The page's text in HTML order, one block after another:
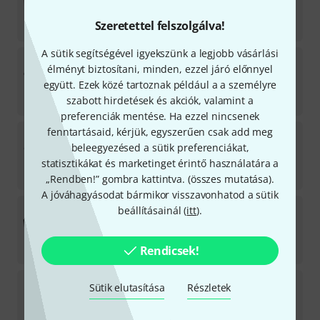
Szeretettel felszolgálva!
A sütik segítségével igyekszünk a legjobb vásárlási
élményt biztosítani, minden, ezzel járó előnnyel
együtt. Ezek közé tartoznak például a a személyre
szabott hirdetések és akciók, valamint a
preferenciák mentése. Ha ezzel nincsenek
fenntartásaid, kérjük, egyszerűen csak add meg
beleegyezésed a sütik preferenciákat,
statisztikákat és marketinget érintő használatára a
„Rendben!” gombra kattintva. (összes mutatása).
A jóváhagyásodat bármikor visszavonhatod a sütik
beállításainál (itt).
Rendicsek!
Sütik elutasítása Részletek
73 900Ft
ArtinoKA-380 Cello Bow Case BL
4
Azonnal szállítható
28 890Ft
Roth & Junius Bow Quiver Smooth NY/ST
Azonnal szállítható
21 490 Ft
Petz BSD24 Bow Case for 4 B B-Stock
Azonnal szállítható
Ft
Petz BSD36 Bow Case for 36 Bows
Csak hónapok múlva szállítható